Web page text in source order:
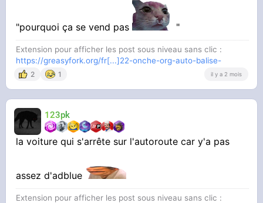
"pourquoi ça se vend pas "
Extension pour afficher les post sous niveau sans clic :
https://greasyfork.org/fr[...]22-onche-org-auto-balise-
2 1 il y a 2 mois
123pk
la voiture qui s'arrête sur l'autoroute car y'a pas
assez d'adblue
Extension pour afficher les post sous niveau sans clic :